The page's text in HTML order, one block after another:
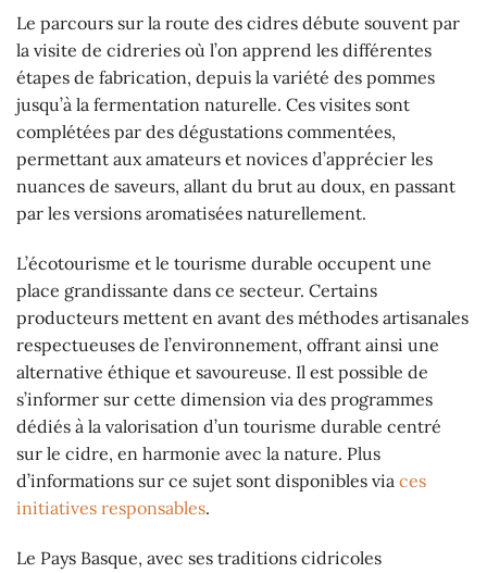
Le parcours sur la route des cidres débute souvent par
la visite de cidreries où l’on apprend les différentes
étapes de fabrication, depuis la variété des pommes
jusqu’à la fermentation naturelle. Ces visites sont
complétées par des dégustations commentées,
permettant aux amateurs et novices d’apprécier les
nuances de saveurs, allant du brut au doux, en passant
par les versions aromatisées naturellement.
L’écotourisme et le tourisme durable occupent une
place grandissante dans ce secteur. Certains
producteurs mettent en avant des méthodes artisanales
respectueuses de l’environnement, offrant ainsi une
alternative éthique et savoureuse. Il est possible de
s’informer sur cette dimension via des programmes
dédiés à la valorisation d’un tourisme durable centré
sur le cidre, en harmonie avec la nature. Plus
d’informations sur ce sujet sont disponibles via ces
initiatives responsables.
Le Pays Basque, avec ses traditions cidricoles